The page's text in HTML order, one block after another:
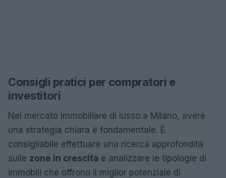
Consigli pratici per compratori e
investitori
Nel mercato immobiliare di lusso a Milano, avere
una strategia chiara è fondamentale. È
consigliabile effettuare una ricerca approfondita
sulle zone in crescita e analizzare le tipologie di
immobili che offrono il miglior potenziale di